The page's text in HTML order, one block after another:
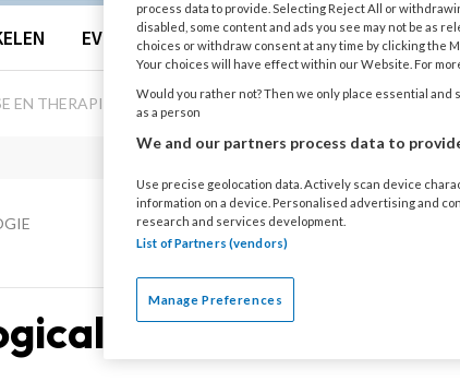
EVENTS NASCHOLING THEMA’S
EN THERAPIE BIOLOGICALS VOOR PSORIASIS
voor psoriasis
process data to provide. Selecting Reject All or
disabled, some content and ads you see may not be as
choices or withdraw consent at any time by clicking the
Your choices will have effect within our Website. For
Would you rather not? Then we only place essential and
as a person
We and our partners process data to
Use precise geolocation data. Actively scan device
information on a device. Personalised advertising and
research and services development.
List of Partners (vendors)
Manage Preferences